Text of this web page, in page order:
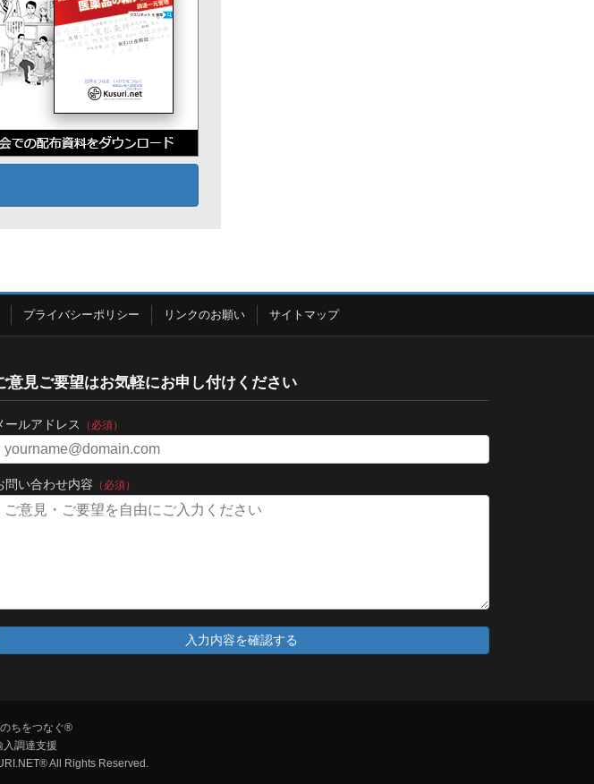
プライバシーポリシー リンクのお願い サイトマップ
意見ご要望はお気軽にお申し付けください
ールアドレス （必須）
問い合わせ内容 （必須）
ちをつなぐ®
入調達支援
All Rights Reserved.